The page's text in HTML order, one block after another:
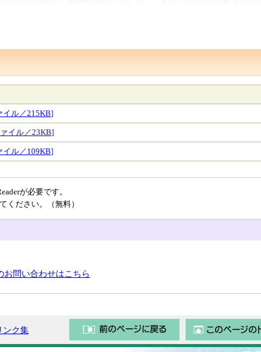
イル／215KB]
イル／23KB]
イル／109KB]
が必要です。
ください。（無料）
お問い合わせはこちら
前のページに戻る
ンク集